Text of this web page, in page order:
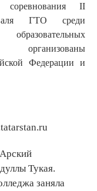
соревнования II
ГТО среди
организованы
Федерации и
Тукая.
заняла